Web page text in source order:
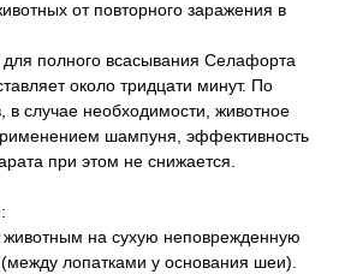
от повторного заражения в
полного всасывания Селафорта
около тридцати минут. По
в случае необходимости, животное
шампуня, эффективность
при этом не снижается.
на сухую неповрежденную
(между лопатками у основания шеи).